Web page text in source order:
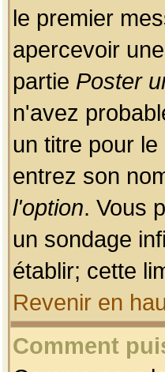
le premier
apercevoir
partie Poster
n'avez
un titre pour
entrez son
l'option. Vous
un sondage
établir; cette
Revenir en
Comment